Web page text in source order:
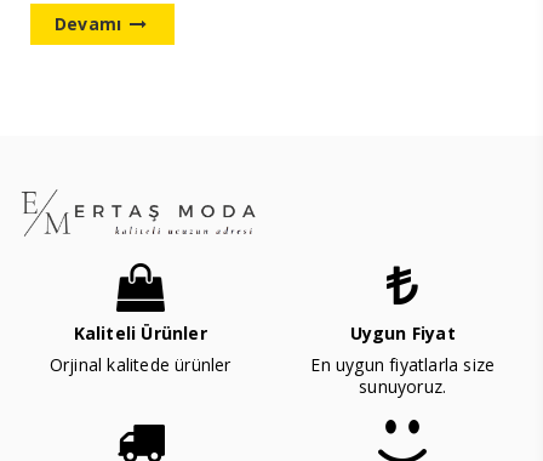
Devamı
Kaliteli Ürünler
Orjinal kalitede ürünler
Uygun Fiyat
En uygun fiyatlarla size
sunuyoruz.